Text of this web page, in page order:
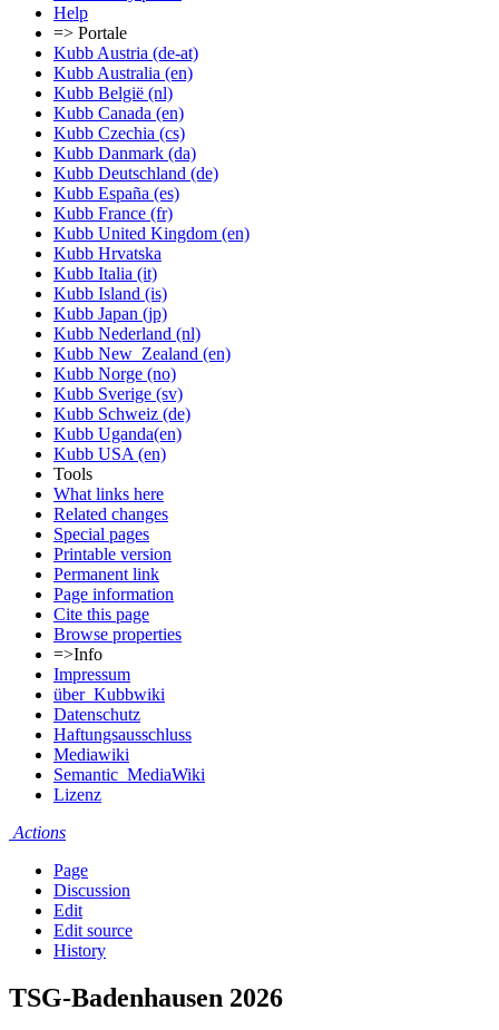
Help
=> Portale
Kubb Austria (de-at)
Kubb Australia (en)
Kubb België (nl)
Kubb Canada (en)
Kubb Czechia (cs)
Kubb Danmark (da)
Kubb Deutschland (de)
Kubb España (es)
Kubb France (fr)
Kubb United Kingdom (en)
Kubb Hrvatska
Kubb Italia (it)
Kubb Island (is)
Kubb Japan (jp)
Kubb Nederland (nl)
Kubb New_Zealand (en)
Kubb Norge (no)
Kubb Sverige (sv)
Kubb Schweiz (de)
Kubb Uganda(en)
Kubb USA (en)
Tools
What links here
Related changes
Special pages
Printable version
Permanent link
Page information
Cite this page
Browse properties
=>Info
Impressum
über_Kubbwiki
Datenschutz
Haftungsausschluss
Mediawiki
Semantic_MediaWiki
Lizenz
Actions
Page
Discussion
Edit
Edit source
History
TSG-Badenhausen 2026